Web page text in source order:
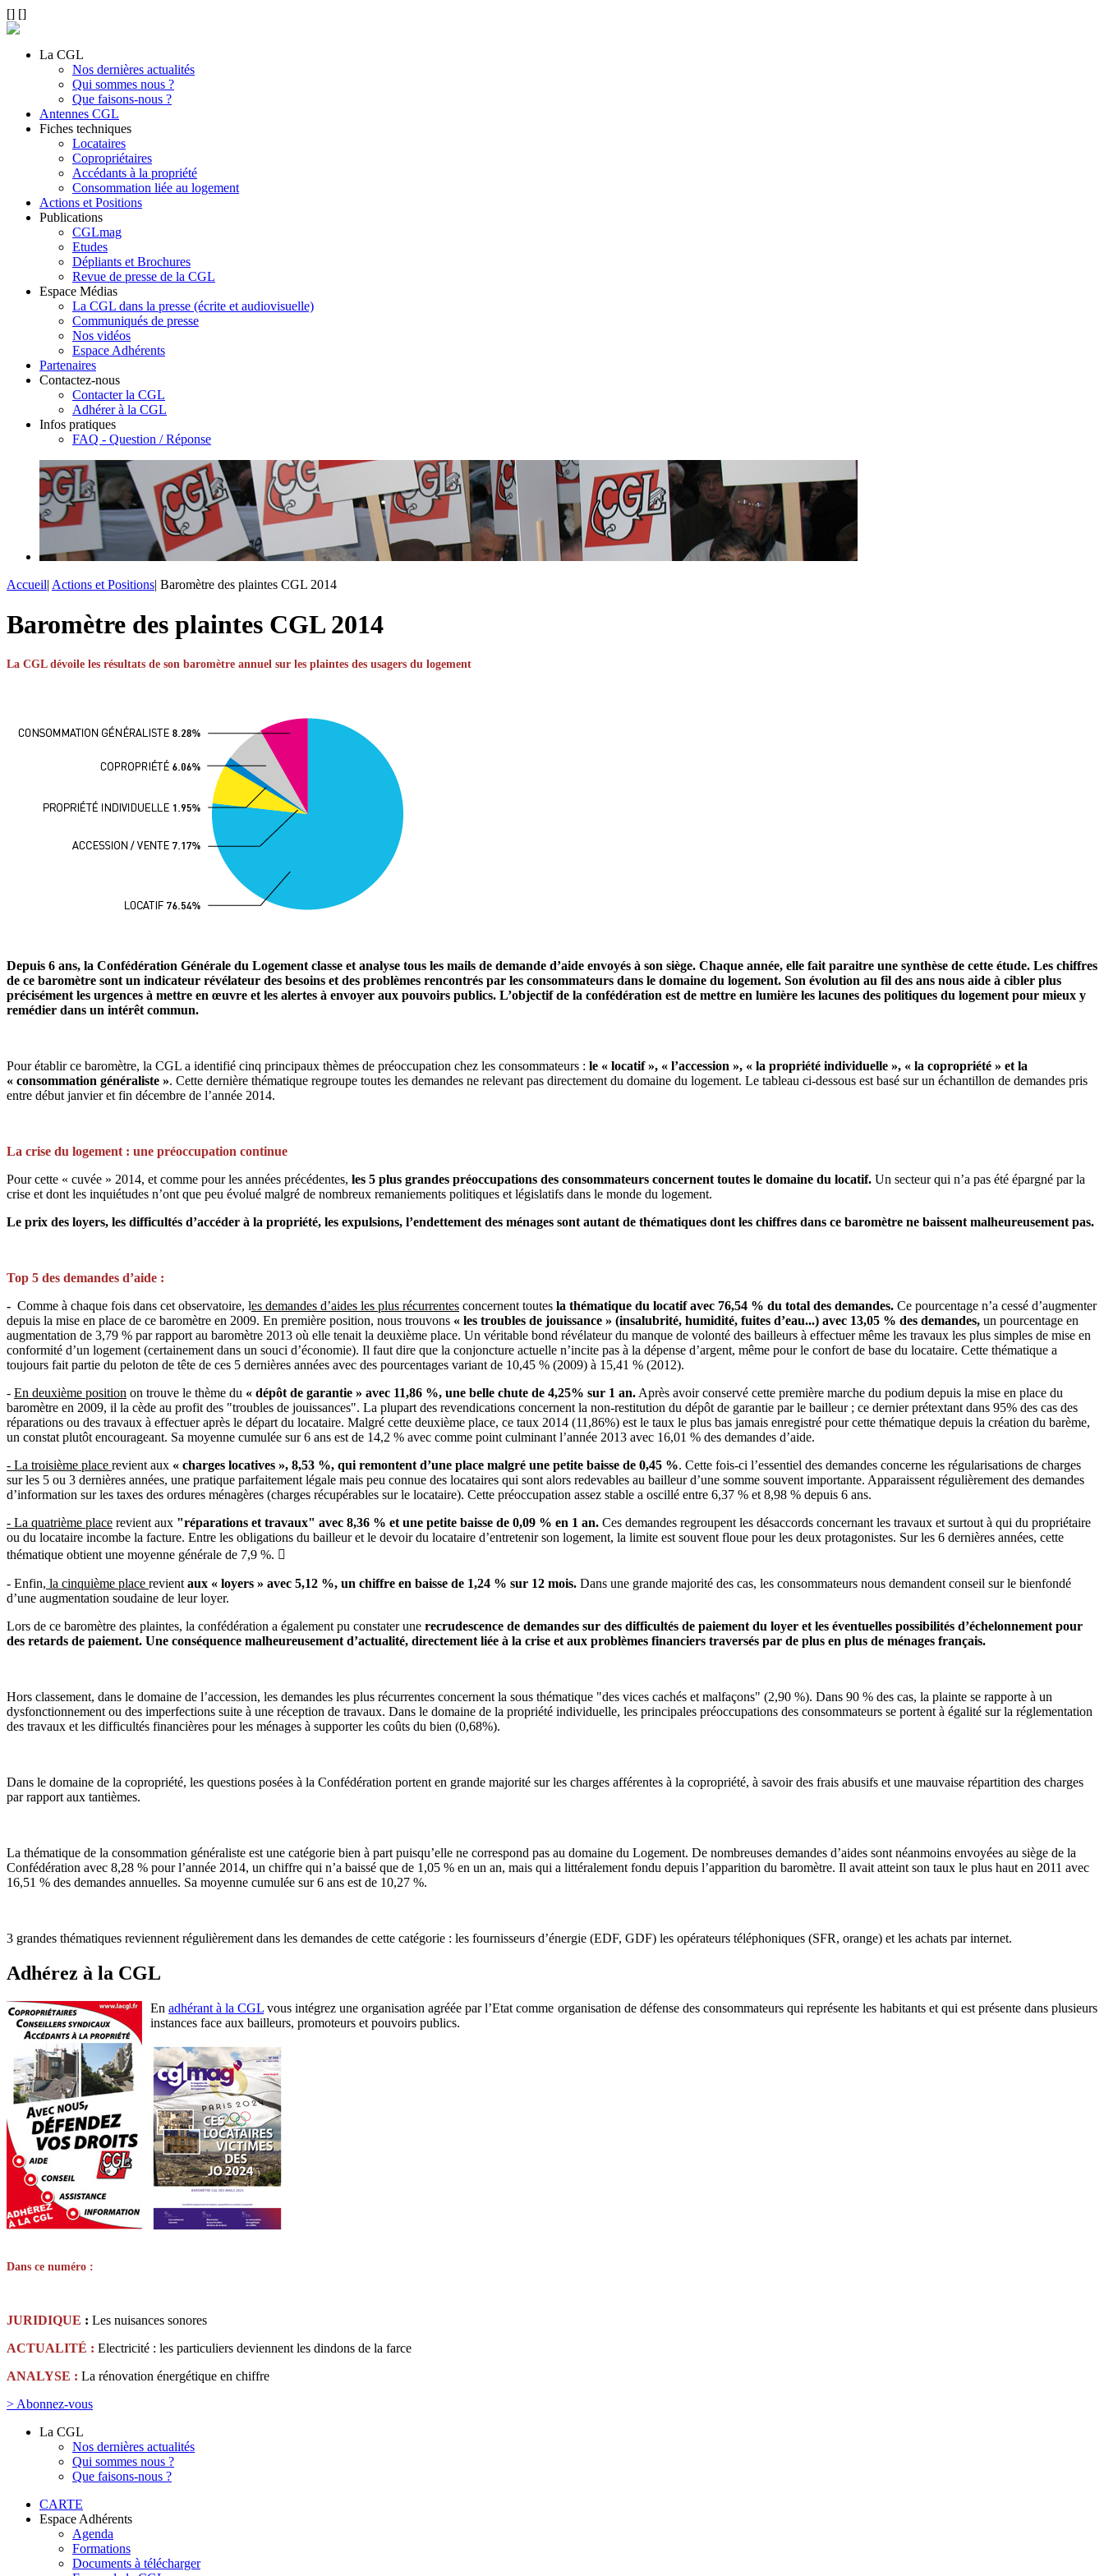
[] []
La CGL
Nos dernières actualités
Qui sommes nous ?
Que faisons-nous ?
Antennes CGL
Fiches techniques
Locataires
Copropriétaires
Accédants à la propriété
Consommation liée au logement
Actions et Positions
Publications
CGLmag
Etudes
Dépliants et Brochures
Revue de presse de la CGL
Espace Médias
La CGL dans la presse (écrite et audiovisuelle)
Communiqués de presse
Nos vidéos
Espace Adhérents
Partenaires
Contactez-nous
Contacter la CGL
Adhérer à la CGL
Infos pratiques
FAQ - Question / Réponse
Accueil| Actions et Positions| Baromètre des plaintes CGL 2014
Baromètre des plaintes CGL 2014
La CGL dévoile les résultats de son baromètre annuel sur les plaintes des usagers du logement
Depuis 6 ans, la Confédération Générale du Logement classe et analyse tous les mails de demande d’aide envoyés à son siège. Chaque année, elle fait paraitre une synthèse de cette étude. Les chiffres
de ce baromètre sont un indicateur révélateur des besoins et des problèmes rencontrés par les consommateurs dans le domaine du logement. Son évolution au fil des ans nous aide à cibler plus
précisément les urgences à mettre en œuvre et les alertes à envoyer aux pouvoirs publics. L’objectif de la confédération est de mettre en lumière les lacunes des politiques du logement pour mieux y
remédier dans un intérêt commun.
Pour établir ce baromètre, la CGL a identifié cinq principaux thèmes de préoccupation chez les consommateurs : le « locatif », « l’accession », « la propriété individuelle », « la copropriété » et la
« consommation généraliste ». Cette dernière thématique regroupe toutes les demandes ne relevant pas directement du domaine du logement. Le tableau ci-dessous est basé sur un échantillon de demandes pris
entre début janvier et fin décembre de l’année 2014.
La crise du logement : une préoccupation continue
Pour cette « cuvée » 2014, et comme pour les années précédentes, les 5 plus grandes préoccupations des consommateurs concernent toutes le domaine du locatif. Un secteur qui n’a pas été épargné par la
crise et dont les inquiétudes n’ont que peu évolué malgré de nombreux remaniements politiques et législatifs dans le monde du logement.
Le prix des loyers, les difficultés d’accéder à la propriété, les expulsions, l’endettement des ménages sont autant de thématiques dont les chiffres dans ce baromètre ne baissent malheureusement pas.
Top 5 des demandes d’aide :
- Comme à chaque fois dans cet observatoire, les demandes d’aides les plus récurrentes concernent toutes la thématique du locatif avec 76,54 % du total des demandes. Ce pourcentage n’a cessé d’augmenter
depuis la mise en place de ce baromètre en 2009. En première position, nous trouvons « les troubles de jouissance » (insalubrité, humidité, fuites d’eau...) avec 13,05 % des demandes, un pourcentage en
augmentation de 3,79 % par rapport au baromètre 2013 où elle tenait la deuxième place. Un véritable bond révélateur du manque de volonté des bailleurs à effectuer même les travaux les plus simples de mise en
conformité d’un logement (certainement dans un souci d’économie). Il faut dire que la conjoncture actuelle n’incite pas à la dépense d’argent, même pour le confort de base du locataire. Cette thématique a
toujours fait partie du peloton de tête de ces 5 dernières années avec des pourcentages variant de 10,45 % (2009) à 15,41 % (2012).
- En deuxième position on trouve le thème du « dépôt de garantie » avec 11,86 %, une belle chute de 4,25% sur 1 an. Après avoir conservé cette première marche du podium depuis la mise en place du
baromètre en 2009, il la cède au profit des "troubles de jouissances". La plupart des revendications concernent la non-restitution du dépôt de garantie par le bailleur ; ce dernier prétextant dans 95% des cas des
réparations ou des travaux à effectuer après le départ du locataire. Malgré cette deuxième place, ce taux 2014 (11,86%) est le taux le plus bas jamais enregistré pour cette thématique depuis la création du barème,
un constat plutôt encourageant. Sa moyenne cumulée sur 6 ans est de 14,2 % avec comme point culminant l’année 2013 avec 16,01 % des demandes d’aide.
- La troisième place revient aux « charges locatives », 8,53 %, qui remontent d’une place malgré une petite baisse de 0,45 %. Cette fois-ci l’essentiel des demandes concerne les régularisations de charges
sur les 5 ou 3 dernières années, une pratique parfaitement légale mais peu connue des locataires qui sont alors redevables au bailleur d’une somme souvent importante. Apparaissent régulièrement des demandes
d’information sur les taxes des ordures ménagères (charges récupérables sur le locataire). Cette préoccupation assez stable a oscillé entre 6,37 % et 8,98 % depuis 6 ans.
- La quatrième place revient aux "réparations et travaux" avec 8,36 % et une petite baisse de 0,09 % en 1 an. Ces demandes regroupent les désaccords concernant les travaux et surtout à qui du propriétaire
ou du locataire incombe la facture. Entre les obligations du bailleur et le devoir du locataire d’entretenir son logement, la limite est souvent floue pour les deux protagonistes. Sur les 6 dernières années, cette
thématique obtient une moyenne générale de 7,9 %. 
- Enfin, la cinquième place revient aux « loyers » avec 5,12 %, un chiffre en baisse de 1,24 % sur 12 mois. Dans une grande majorité des cas, les consommateurs nous demandent conseil sur le bienfondé
d’une augmentation soudaine de leur loyer.
Lors de ce baromètre des plaintes, la confédération a également pu constater une recrudescence de demandes sur des difficultés de paiement du loyer et les éventuelles possibilités d’échelonnement pour
des retards de paiement. Une conséquence malheureusement d’actualité, directement liée à la crise et aux problèmes financiers traversés par de plus en plus de ménages français.
Hors classement, dans le domaine de l’accession, les demandes les plus récurrentes concernent la sous thématique "des vices cachés et malfaçons" (2,90 %). Dans 90 % des cas, la plainte se rapporte à un
dysfonctionnement ou des imperfections suite à une réception de travaux. Dans le domaine de la propriété individuelle, les principales préoccupations des consommateurs se portent à égalité sur la réglementation
des travaux et les difficultés financières pour les ménages à supporter les coûts du bien (0,68%).
Dans le domaine de la copropriété, les questions posées à la Confédération portent en grande majorité sur les charges afférentes à la copropriété, à savoir des frais abusifs et une mauvaise répartition des charges
par rapport aux tantièmes.
La thématique de la consommation généraliste est une catégorie bien à part puisqu’elle ne correspond pas au domaine du Logement. De nombreuses demandes d’aides sont néanmoins envoyées au siège de la
Confédération avec 8,28 % pour l’année 2014, un chiffre qui n’a baissé que de 1,05 % en un an, mais qui a littéralement fondu depuis l’apparition du baromètre. Il avait atteint son taux le plus haut en 2011 avec
16,51 % des demandes annuelles. Sa moyenne cumulée sur 6 ans est de 10,27 %.
3 grandes thématiques reviennent régulièrement dans les demandes de cette catégorie : les fournisseurs d’énergie (EDF, GDF) les opérateurs téléphoniques (SFR, orange) et les achats par internet.
Adhérez à la CGL
Enadhérant à la CGL vous intégrez une organisation agréée par l’Etat comme organisation de défense des consommateurs qui représente les habitants et qui est présente dans plusieurs
instances face aux bailleurs, promoteurs et pouvoirs publics.
Dans ce numéro :
JURIDIQUE : Les nuisances sonores
ACTUALITÉ : Electricité : les particuliers deviennent les dindons de la farce
ANALYSE : La rénovation énergétique en chiffre
> Abonnez-vous
La CGL
Nos dernières actualités
Qui sommes nous ?
Que faisons-nous ?
CARTE
Espace Adhérents
Agenda
Formations
Documents à télécharger